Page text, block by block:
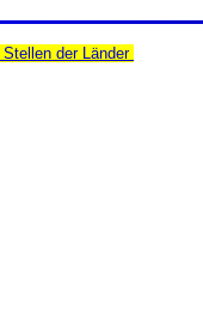
Stellen der Länder